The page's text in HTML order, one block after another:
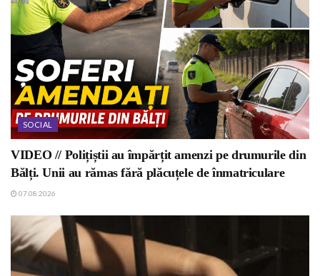
SOCIAL
VIDEO // Polițiștii au împărțit amenzi pe drumurile din
Bălți. Unii au rămas fără plăcuțele de înmatriculare
07.08.2026